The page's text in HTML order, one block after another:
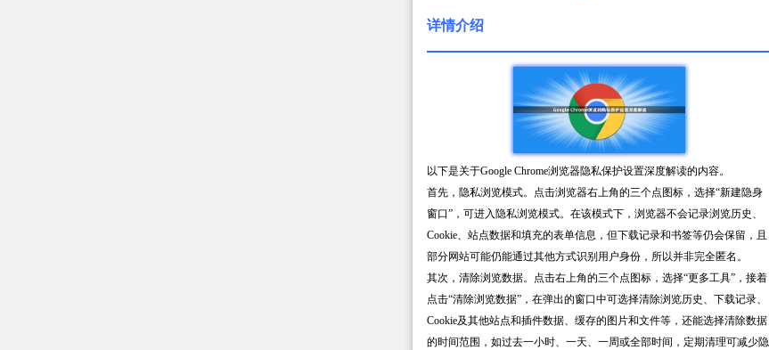
详情介绍
以下是关于Google Chrome浏览器隐私保护设置深度解读的内容。
首先，隐私浏览模式。点击浏览器右上角的三个点图标，选择“新建隐身
窗口”，可进入隐私浏览模式。在该模式下，浏览器不会记录浏览历史、
Cookie、站点数据和填充的表单信息，但下载记录和书签等仍会保留，且
部分网站可能仍能通过其他方式识别用户身份，所以并非完全匿名。
其次，清除浏览数据。点击右上角的三个点图标，选择“更多工具”，接着
点击“清除浏览数据”，在弹出的窗口中可选择清除浏览历史、下载记录、
Cookie及其他站点和插件数据、缓存的图片和文件等，还能选择清除数据
的时间范围，如过去一小时、一天、一周或全部时间，定期清理可减少隐